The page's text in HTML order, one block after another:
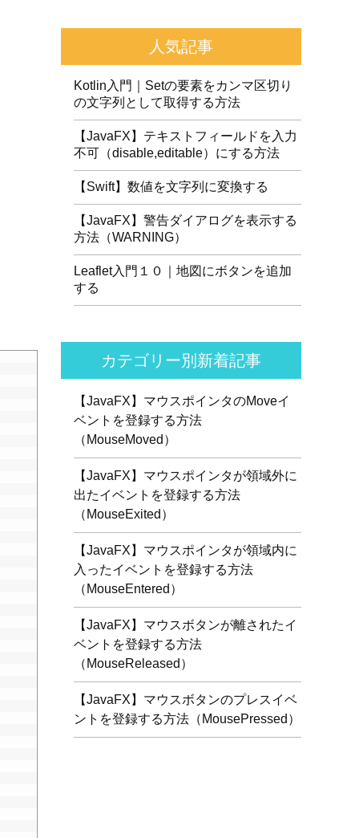
人気記事
Kotlin入門｜Setの要素をカンマ区切り
の文字列として取得する方法
【JavaFX】テキストフィールドを入力
不可（disable,editable）にする方法
【Swift】数値を文字列に変換する
【JavaFX】警告ダイアログを表示する
方法（WARNING）
Leaflet入門１０｜地図にボタンを追加
する
カテゴリー別新着記事
【JavaFX】マウスポインタのMoveイ
ベントを登録する方法
（MouseMoved）
【JavaFX】マウスポインタが領域外に
出たイベントを登録する方法
（MouseExited）
【JavaFX】マウスポインタが領域内に
入ったイベントを登録する方法
（MouseEntered）
【JavaFX】マウスボタンが離されたイ
ベントを登録する方法
（MouseReleased）
【JavaFX】マウスボタンのプレスイベ
ントを登録する方法（MousePressed）